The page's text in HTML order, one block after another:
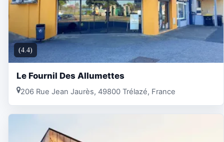
(4.4)
Le Fournil Des Allumettes
206 Rue Jean Jaurès, 49800 Trélazé, France